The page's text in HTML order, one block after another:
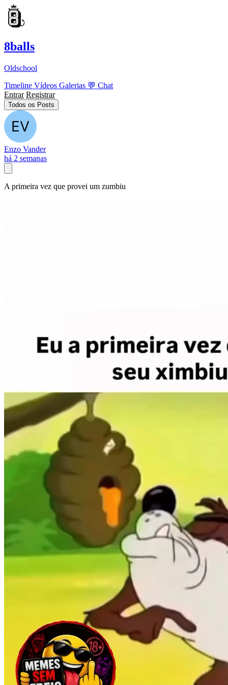
8balls
Oldschool
Timeline Vídeos Galerias 💬 Chat
Entrar Registrar
Todos os Posts
Enzo Vander
há 2 semanas
A primeira vez que provei um zumbiu